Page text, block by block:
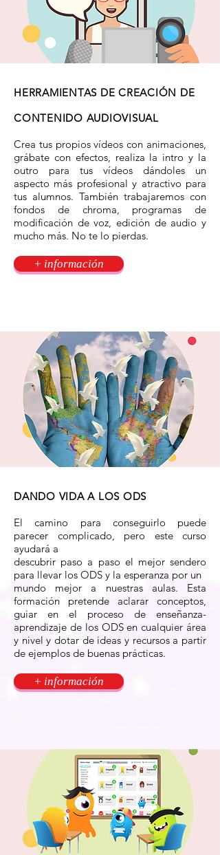
HERRAMIENTAS DE CREACIÓN DE
CONTENIDO AUDIOVISUAL
Crea tus propios vídeos con animaciones,
grábate con efectos, realiza la intro y la
outro para tus vídeos dándoles un
aspecto más profesional y atractivo para
tus alumnos. También trabajaremos con
fondos de chroma, programas de
modificación de voz, edición de audio y
mucho más. No te lo pierdas.
+ información
DANDO VIDA A LOS ODS
El camino para conseguirlo puede
parecer complicado, pero este curso
ayudará a
descubrir paso a paso el mejor sendero
para llevar los ODS y la esperanza por un
mundo mejor a nuestras aulas. Esta
formación pretende aclarar conceptos,
guiar en el proceso de enseñanza-
aprendizaje de los ODS en cualquier área
y nivel y dotar de ideas y recursos a partir
de ejemplos de buenas prácticas.
+ información